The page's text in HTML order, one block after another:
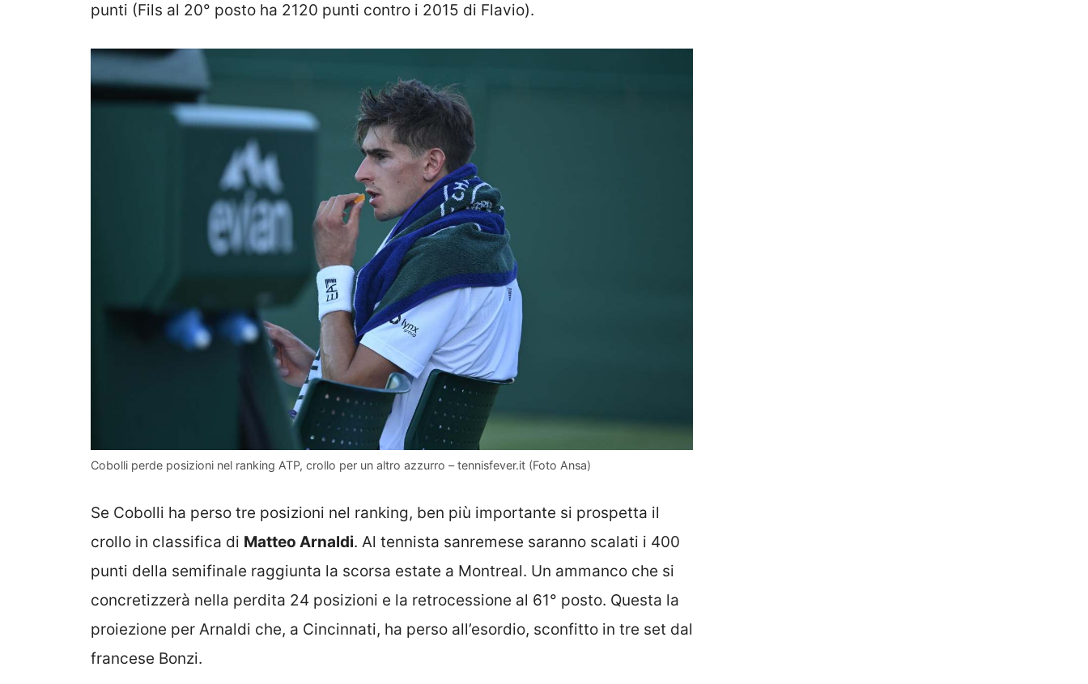
punti (Fils al 20° posto ha 2120 punti contro i 2015 di Flavio).
Cobolli perde posizioni nel ranking ATP, crollo per un altro azzurro – tennisfever.it (Foto Ansa)
Se Cobolli ha perso tre posizioni nel ranking, ben più importante si prospetta il
crollo in classifica di Matteo Arnaldi. Al tennista sanremese saranno scalati i 400
punti della semifinale raggiunta la scorsa estate a Montreal. Un ammanco che si
concretizzerà nella perdita 24 posizioni e la retrocessione al 61° posto. Questa la
proiezione per Arnaldi che, a Cincinnati, ha perso all’esordio, sconfitto in tre set dal
francese Bonzi.